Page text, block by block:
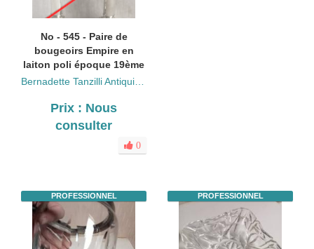
No - 545 - Paire de
bougeoirs Empire en
laiton poli époque 19ème
Prix : Nous
consulter
0
PROFESSIONNEL PROFESSIONNEL